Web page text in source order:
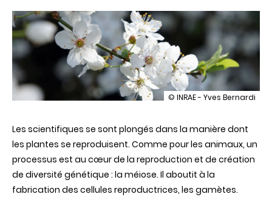
illustration
se
sur
les
secrets
de
la
© INRAE - Yves Bernardi
Les scientifiques se sont plongés dans la manière dont
les plantes se reproduisent. Comme pour les animaux, un
processus est au cœur de la reproduction et de création
de diversité génétique : la méiose. Il aboutit à la
fabrication des cellules reproductrices, les gamètes.